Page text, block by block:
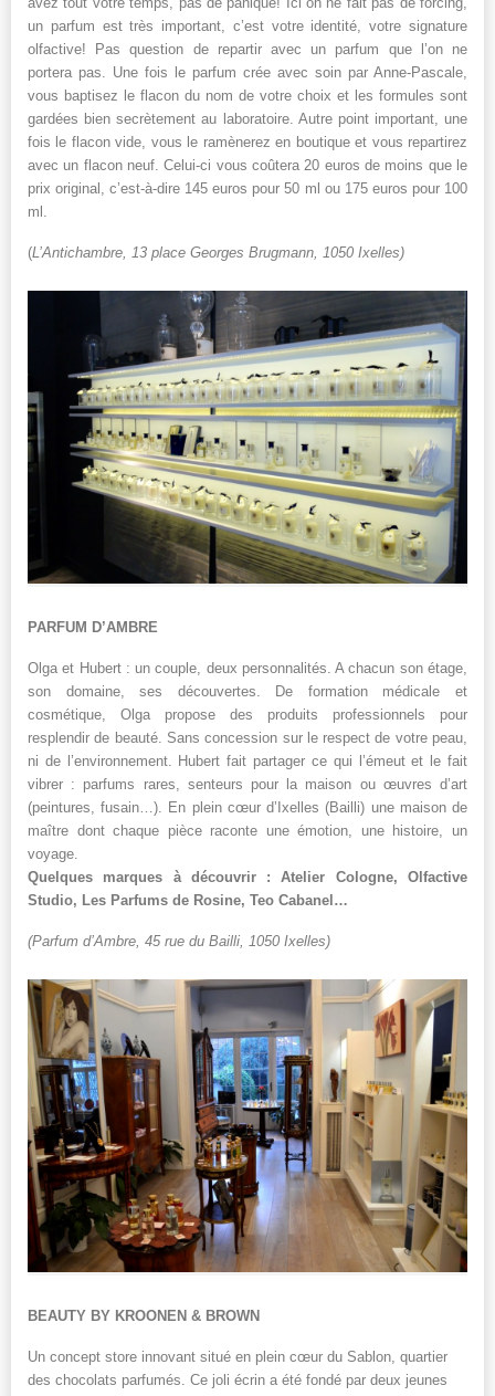
un parfum est très important, c’est votre identité, votre signature
olfactive! Pas question de repartir avec un parfum que l’on ne
portera pas. Une fois le parfum crée avec soin par Anne-Pascale,
vous baptisez le flacon du nom de votre choix et les formules sont
gardées bien secrètement au laboratoire. Autre point important, une
fois le flacon vide, vous le ramènerez en boutique et vous repartirez
avec un flacon neuf. Celui-ci vous coûtera 20 euros de moins que le
prix original, c’est-à-dire 145 euros pour 50 ml ou 175 euros pour 100
ml.
(L’Antichambre, 13 place Georges Brugmann, 1050 Ixelles)
PARFUM D’AMBRE
Olga et Hubert : un couple, deux personnalités. A chacun son étage,
son domaine, ses découvertes. De formation médicale et
cosmétique, Olga propose des produits professionnels pour
resplendir de beauté. Sans concession sur le respect de votre peau,
ni de l’environnement. Hubert fait partager ce qui l’émeut et le fait
vibrer : parfums rares, senteurs pour la maison ou œuvres d’art
(peintures, fusain…). En plein cœur d’Ixelles (Bailli) une maison de
maître dont chaque pièce raconte une émotion, une histoire, un
voyage.
Quelques marques à découvrir : Atelier Cologne, Olfactive
Studio, Les Parfums de Rosine, Teo Cabanel…
(Parfum d’Ambre, 45 rue du Bailli, 1050 Ixelles)
BEAUTY BY KROONEN & BROWN
Un concept store innovant situé en plein cœur du Sablon, quartier
des chocolats parfumés. Ce joli écrin a été fondé par deux jeunes